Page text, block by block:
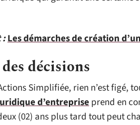
:Les démarches de création
décisions
Simplifiée, rien n’est figé,
d’entrepriseprend en
(02) ans plus tard tout peut